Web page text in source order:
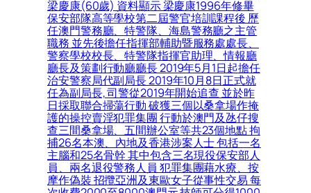
梁慶康(60歲) 資料顯示 梁慶康1996年修畢
保安部隊高等學校第二屆警官培訓課程後 歷
任澳門警務廳、特警隊、海島警務廳之主管
職務 並先後擔任指揮部輔助暨服務處處長、
警察學校校長、特警隊指揮官助理、情報廳
廳長及策劃行動廳廳長 2019年5月1日起擔任
治安警察局代副局長 2019年10月8日正式就
任為副局長, 司警從2019年開始追查 並於昨
日採取聯合掃蕩行動 破獲三個以桑拿場作掩
護的操控賣淫犯罪集團 行動於澳門及氹仔搜
查三間桑拿場、五間辦公室等共23個地點 拘
捕26名本澳、內地及香港涉案人士 包括一名
主腦和25名骨幹 其中包含三名現役保安部人
員、兩名退役警務人員 犯罪集團藉水療、按
摩作偽裝 招攬亞洲及東歐女子從事性交易 每